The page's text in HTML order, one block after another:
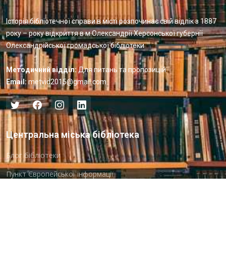
Історія бібліотечної справи в місті розпочинає свій відлік з 1887
року – року відкриття в м.Олександрії Херсонської губернії
Олександрійської громадської бібліотеки
Методичний відділ: Для питань та пропозицій
Email: metvid2015@gmail.com
Центральна міська бібліотека
Блог бібліотеки
Пункт Європейської інформації